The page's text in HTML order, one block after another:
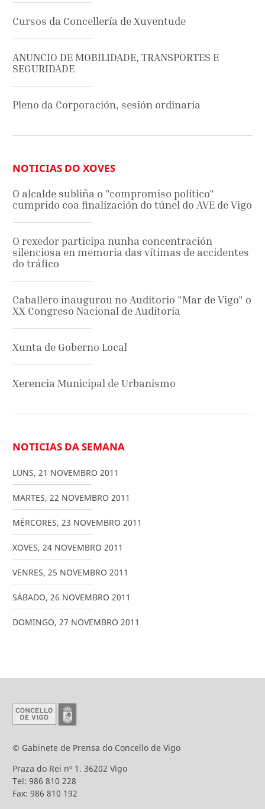
Cursos da Concellería de Xuventude
ANUNCIO DE MOBILIDADE, TRANSPORTES E
SEGURIDADE
Pleno da Corporación, sesión ordinaria
NOTICIAS DO XOVES
O alcalde subliña o "compromiso político"
cumprido coa finalización do túnel do AVE de Vigo
O rexedor participa nunha concentración
silenciosa en memoria das vítimas de accidentes
do tráfico
Caballero inaugurou no Auditorio "Mar de Vigo" o
XX Congreso Nacional de Auditoría
Xunta de Goberno Local
Xerencia Municipal de Urbanismo
NOTICIAS DA SEMANA
LUNS, 21 NOVEMBRO 2011
MARTES, 22 NOVEMBRO 2011
MÉRCORES, 23 NOVEMBRO 2011
XOVES, 24 NOVEMBRO 2011
VENRES, 25 NOVEMBRO 2011
SÁBADO, 26 NOVEMBRO 2011
DOMINGO, 27 NOVEMBRO 2011
© Gabinete de Prensa do Concello de Vigo
Praza do Rei nº 1. 36202 Vigo
Tel: 986 810 228
Fax: 986 810 192